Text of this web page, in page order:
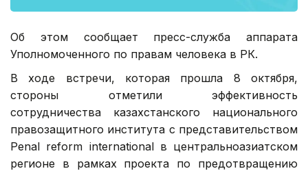
Об этом сообщает пресс-служба аппарата
Уполномоченного по правам человека в РК.
В ходе встречи, которая прошла 8 октября,
стороны отметили эффективность
сотрудничества казахстанского национального
правозащитного института с представительством
Penal reform international в центральноазиатском
регионе в рамках проекта по предотвращению